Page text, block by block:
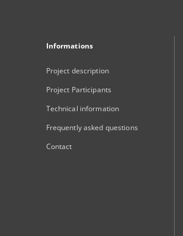
Informations
Project description
Project Participants
Technical information
Frequently asked questions
Contact